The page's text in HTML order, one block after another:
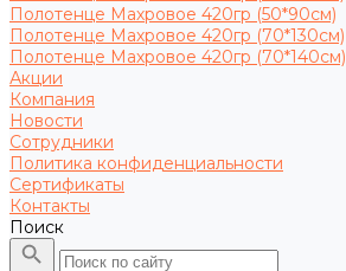
Полотенце Махровое 420гр (50*90см)
Полотенце Махровое 420гр (70*130см)
Полотенце Махровое 420гр (70*140см)
Акции
Компания
Новости
Сотрудники
Политика конфиденциальности
Сертификаты
Контакты
Поиск